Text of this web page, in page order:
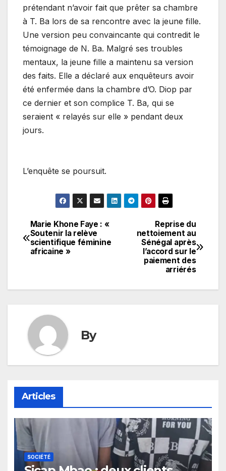
prétendant n’avoir fait que prêter sa chambre
à T. Ba lors de sa rencontre avec la jeune fille.
Une version peu convaincante qui contredit le
témoignage de N. Ba. Malgré ses troubles
mentaux, la jeune fille a maintenu sa version
des faits. Elle a déclaré aux enquêteurs avoir
été enfermée dans la chambre d’O. Diop par
ce dernier et son complice T. Ba, qui se
seraient « relayés sur elle » pendant deux
jours.
L’enquête se poursuit.
Navigation
de
Reprise du
nettoiement au
Sénégal après
l’accord sur le
paiement des
arriérés
Marie Khone Faye : «
Soutenir la relève
scientifique féminine
africaine »
By
Articles
SOCIÉTÉ